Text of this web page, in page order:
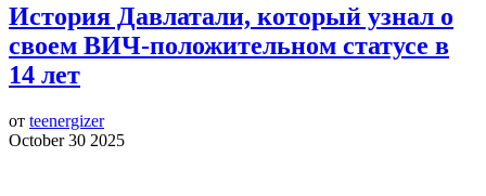
История Давлатали, который узнал о
своем ВИЧ-положительном статусе в
14 лет
от teenergizer
October 30 2025